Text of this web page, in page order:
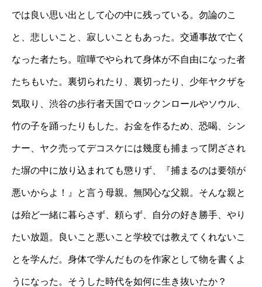
では良い思い出として心の中に残っている。勿論のこ
と、悲しいこと、寂しいこともあった。交通事故で亡く
なった者たち。喧嘩でやられて身体が不自由になった者
たちもいた。裏切られたり、裏切ったり、少年ヤクザを
気取り、渋谷の歩行者天国でロックンロールやソウル、
竹の子を踊ったりもした。お金を作るため、恐喝、シン
ナー、ヤク売ってデコスケには幾度も捕まって閉ざされ
た塀の中に放り込まれても懲りず、『捕まるのは要領が
悪いからよ！』と言う母親。無関心な父親。そんな親と
は殆ど一緒に暮らさず、頼らず、自分の好き勝手、やり
たい放題。良いこと悪いこと学校では教えてくれないこ
とを学んだ。身体で学んだものを作家として物を書くよ
うになった。そうした時代を如何に生き抜いたか？